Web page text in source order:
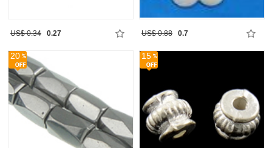
US$ 0.34 0.27 US$ 0.88 0.7
20 15